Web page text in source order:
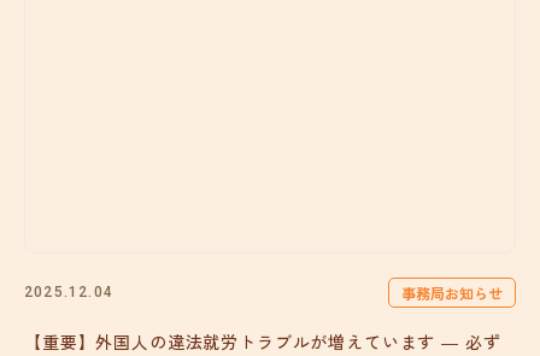
2025.12.04 事務局お知らせ
【重要】外国人の違法就労トラブルが増えています ― 必ず